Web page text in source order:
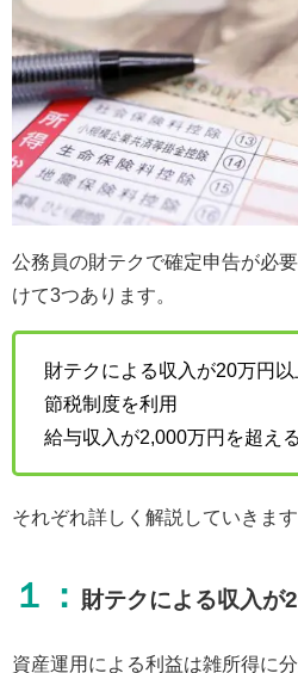
公務員の財テクで確定申告が必
けて3つあります。
財テクによる収入が20万円以
節税制度を利用
給与収入が2,000万円を超える
それぞれ詳しく解説していきます
１： 財テクによる収入が
資産運用による利益は雑所得に